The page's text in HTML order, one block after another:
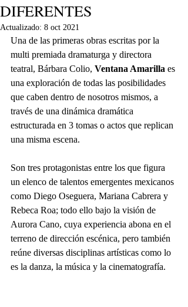
DIFERENTES
Actualizado: 8 oct 2021
Una de las primeras obras escritas por la
multi premiada dramaturga y directora
teatral, Bárbara Colio, Ventana Amarilla es
una exploración de todas las posibilidades
que caben dentro de nosotros mismos, a
través de una dinámica dramática
estructurada en 3 tomas o actos que replican
una misma escena.
Son tres protagonistas entre los que figura
un elenco de talentos emergentes mexicanos
como Diego Oseguera, Mariana Cabrera y
Rebeca Roa; todo ello bajo la visión de
Aurora Cano, cuya experiencia abona en el
terreno de dirección escénica, pero también
reúne diversas disciplinas artísticas como lo
es la danza, la música y la cinematografía.